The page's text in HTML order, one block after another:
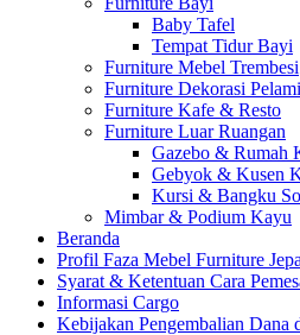
Baby Tafel
Tempat Tidur Bayi
Furniture Mebel Trembesi
Furniture Dekorasi
Furniture Kafe & Resto
Furniture Luar Ruangan
Gazebo & Rumah
Gebyok & Kusen
Kursi & Bangku
Mimbar & Podium Kayu
Beranda
Profil Faza Mebel Furniture
Syarat & Ketentuan Cara
Informasi Cargo
Kebijakan Pengembalian Dana